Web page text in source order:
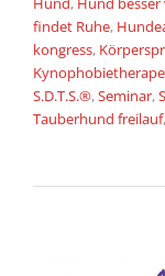
findet Ruhe,
kongress,
S.D.T.S.®,Seminar,
Tauberhund freilauf,